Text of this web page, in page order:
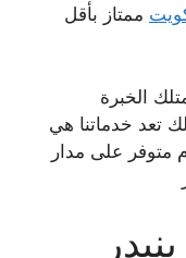
ممتاز بأقل
الخبرة
تعد خدماتنا هي
متوفر على مدار